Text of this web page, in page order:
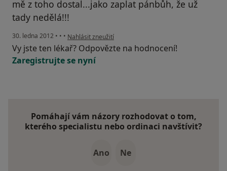
mě z toho dostal...jako zaplat pánbůh, že už
tady nedělá!!!
30. ledna 2012 • • • podle názoru uživatele Váš účet byl odstraněn
Nahlásit zneužití
Vy jste ten lékař? Odpovězte na hodnocení!
Zaregistrujte se nyní
Pomáhají vám názory rozhodovat o tom,
kterého specialistu nebo ordinaci navštívit?
Ano Ne